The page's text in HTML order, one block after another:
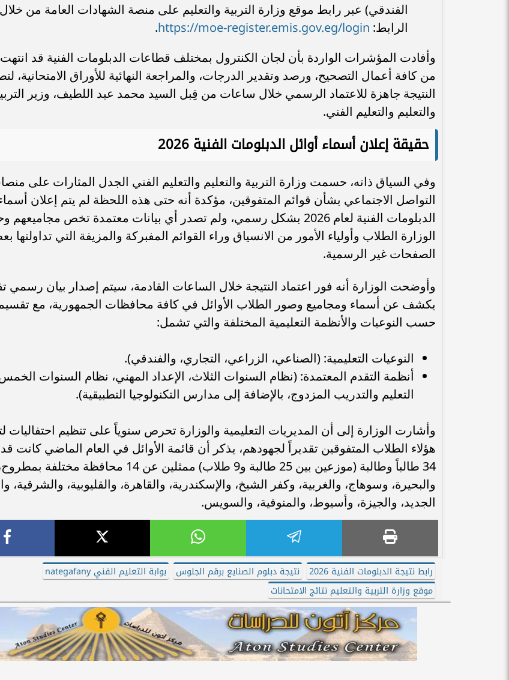
الفندقي) عبر رابط موقع وزارة التربية والتعليم على منصة الشهادات العامة من خلال
الرابط: https://moe-register.emis.gov.eg/login
.
وأفادت المؤشرات الواردة بأن لجان الكنترول بمختلف قطاعات الدبلومات الفنية قد انتهت
من كافة أعمال التصحيح، ورصد وتقدير الدرجات، والمراجعة النهائية للأوراق الامتحانية،
النتيجة جاهزة للاعتماد الرسمي خلال ساعات من قِبل السيد محمد عبد اللطيف، وزير
والتعليم والتعليم الفني.
حقيقة إعلان أسماء أوائل الدبلومات الفنية 2026
وفي السياق ذاته، حسمت وزارة التربية والتعليم والتعليم الفني الجدل المثارات على
التواصل الاجتماعي بشأن قوائم المتفوقين، مؤكدة أنه حتى هذه اللحظة لم يتم إعلان
الدبلومات الفنية لعام 2026 بشكل رسمي، ولم تصدر أي بيانات معتمدة تخص
الوزارة الطلاب وأولياء الأمور من الانسياق وراء القوائم المفبركة والمزيفة التي تداولتها
الصفحات غير الرسمية.
وأوضحت الوزارة أنه فور اعتماد النتيجة خلال الساعات القادمة، سيتم إصدار بيان رسمي
يكشف عن أسماء ومجاميع وصور الطلاب الأوائل في كافة محافظات الجمهورية، مع
حسب النوعيات والأنظمة التعليمية المختلفة والتي تشمل:
النوعيات التعليمية: (الصناعي، الزراعي، التجاري، والفندقي).
أنظمة التقدم المعتمدة: (نظام السنوات الثلاث، الإعداد المهني، نظام السنوات
التعليم والتدريب المزدوج، بالإضافة إلى مدارس التكنولوجيا التطبيقية).
وأشارت الوزارة إلى أن المديريات التعليمية والوزارة تحرص سنوياً على تنظيم احتفاليات
هؤلاء الطلاب المتفوقين تقديراً لجهودهم، يذكر أن قائمة الأوائل في العام الماضي
34 طالباً وطالبة (موزعين بين 25 طالبة و9 طلاب) ممثلين عن 14 محافظة مختلفة
والبحيرة، وسوهاج، والغربية، وكفر الشيخ، والإسكندرية، والقاهرة، والقليوبية، والشرقية،
الجديد، والجيزة، وأسيوط، والمنوفية، والسويس.
رابط نتيجة الدبلومات الفنية 2026 نتيجة دبلوم الصنايع برقم الجلوس
بوابة التعليم الفني nategafany
موقع وزارة التربية والتعليم نتائج الامتحانات